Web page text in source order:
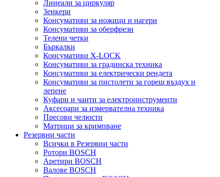
Линеали за циркуляр
Зенкери
Консумативи за ножици и нагери
Консумативи за оберфрези
Телени четки
Бъркалки
Консумативи X-LOCK
Консумативи за градинска техника
Консумативи за електрически рендета
Консумативи за пистолети за горещ въздух и
лепене
Куфари и чанти за електроинструменти
Аксесоари за измервателна техника
Пресови челюсти
Матрици за кримпване
Резервни части
Всички в Резервни части
Ротори BOSCH
Аретири BOSCH
Валове BOSCH